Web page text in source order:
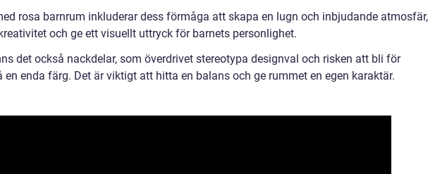
rosa barnrum inkluderar dess förmåga att skapa en lugn och inbjudande atmosfär,
och ge ett visuellt uttryck för barnets personlighet.
det också nackdelar, som överdrivet stereotypa designval och risken att bli för
en enda färg. Det är viktigt att hitta en balans och ge rummet en egen karaktär.